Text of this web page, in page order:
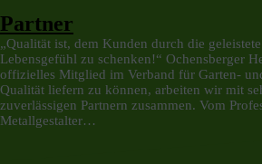
Partner
„Qualität ist, dem Kunden durch die
Lebensgefühl zu schenken!“ Ochensberger
offizielles Mitglied im Verband für Garten-
Qualität liefern zu können, arbeiten wir mit
zuverlässigen Partnern zusammen. Vom
Metallgestalter…